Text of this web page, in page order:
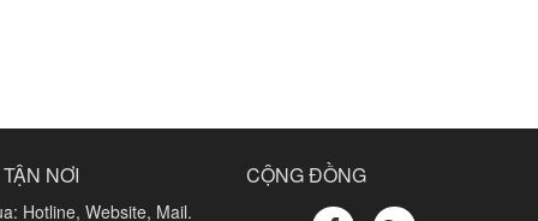
NƠI
Hotline, Website, Mail.
CỘNG ĐỒNG